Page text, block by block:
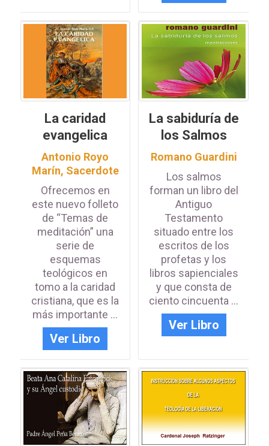
La caridad
evangelica
Antonio Royo
Marín, Sacerdote
Ofrecemos en
este nuevo folleto
de “Temas de
meditación” una
serie de
esquemas
teológicos en
tomo a la caridad
cristiana, que es la
más importante ...
Ver Libro
La sabiduría de
los Salmos
Romano Guardini
Los salmos
forman un libro del
Antiguo
Testamento
situado entre los
escritos de los
profetas y los
libros sapienciales
y que consta de
ciento cincuenta ...
Ver Libro
IDENTIFICATE PARA
ACCEDER
Iniciar sesión con Google